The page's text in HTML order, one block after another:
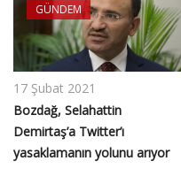
GÜNDEM
17 Şubat 2021
Bozdağ, Selahattin
Demirtaş’a Twitter’ı
yasaklamanın yolunu arıyor